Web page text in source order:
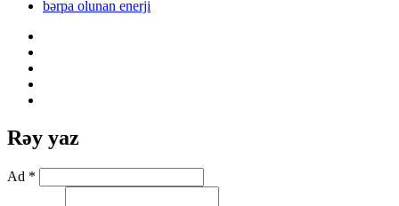
bərpa olunan enerji
Rəy yaz
Ad *